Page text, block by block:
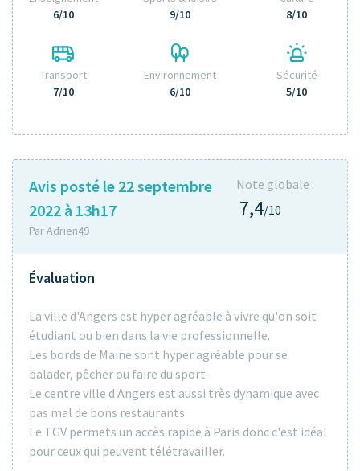
6/10
9/10
8/10
Transport
7/10
Environnement
6/10
Sécurité
5/10
Avis posté le 22 septembre
2022 à 13h17
Par Adrien49
Note globale :
7,4/10
Évaluation
La ville d'Angers est hyper agréable à vivre qu'on soit
étudiant ou bien dans la vie professionnelle.
Les bords de Maine sont hyper agréable pour se
balader, pêcher ou faire du sport.
Le centre ville d'Angers est aussi très dynamique avec
pas mal de bons restaurants.
Le TGV permets un accès rapide à Paris donc c'est idéal
pour ceux qui peuvent télétravailler.